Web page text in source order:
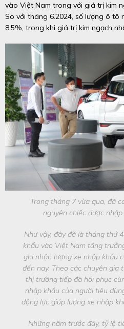
vào Việt Nam trong với giá trị kim
So với tháng 6.2024, số lượng ô tô
8,5%, trong khi giá trị kim ngạch
Trong tháng 7 vừa qua, đã
nguyên chiếc được
Như vậy, đây đã là tháng thứ
khẩu vào Việt Nam tăng
ghi nhận lượng xe nhập khẩu
đến nay. Theo các chuyên gia
thị trường tiếp đà hồi phục
nhập khẩu của người tiêu
động lực giúp lượng xe nhập
Những năm trước đây, tỷ lệ